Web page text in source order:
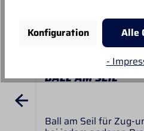
BALL AM SEIL
Ball am Seil für Zug-
Konfiguration
Alle
-